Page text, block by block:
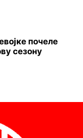
почеле
сезону